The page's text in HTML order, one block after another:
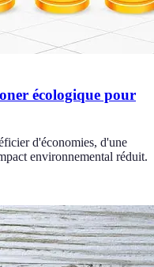
écologique pour
d'économies, d'une
environnemental réduit.